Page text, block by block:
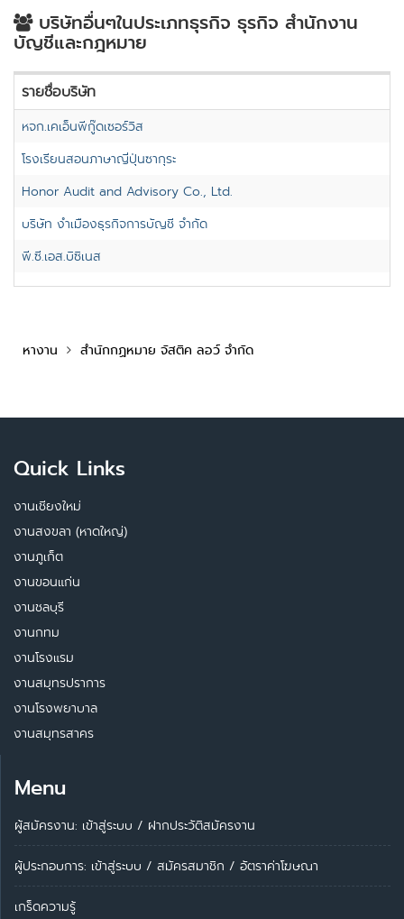
บริษัทอื่นๆในประเภทธุรกิจ ธุรกิจ สำนักงาน
บัญชีและกฎหมาย
รายชื่อบริษัท
หจก.เคเอ็นพีกู๊ดเซอร์วิส
โรงเรียนสอนภาษาญี่ปุ่นซากุระ
Honor Audit and Advisory Co., Ltd.
บริษัท งำเมืองธุรกิจการบัญชี จำกัด
พี.ซี.เอส.บิซิเนส
หางาน สำนักกฏหมาย จัสติค ลอว์ จำกัด
Quick Links
งานเชียงใหม่
งานสงขลา (หาดใหญ่)
งานภูเก็ต
งานขอนแก่น
งานชลบุรี
งานกทม
งานโรงแรม
งานสมุทรปราการ
งานโรงพยาบาล
งานสมุทรสาคร
Menu
ผู้สมัครงาน: เข้าสู่ระบบ / ฝากประวัติสมัครงาน
ผู้ประกอบการ: เข้าสู่ระบบ / สมัครสมาชิก / อัตราค่าโฆษณา
เกร็ดความรู้